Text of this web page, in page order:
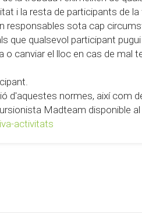
i la resta de participants de la
responsables sota cap
que qualsevol participant
o canviar el lloc en cas de mal
d'aquestes normes, així com
Madteam disponible
activitats